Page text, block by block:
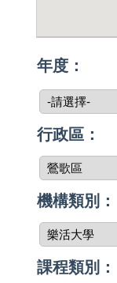
年度：
行政區：
機構類別：
課程類別：